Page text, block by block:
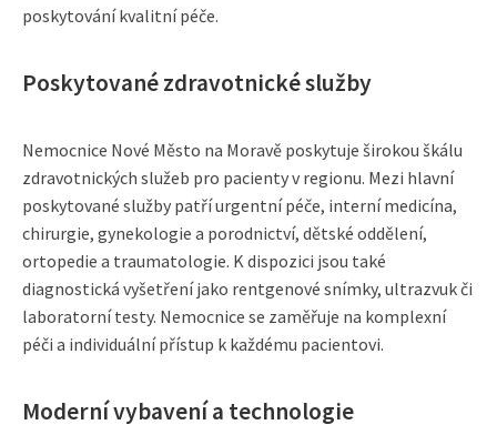
poskytování kvalitní péče.
Poskytované zdravotnické služby
Nemocnice Nové Město na Moravě poskytuje širokou škálu
zdravotnických služeb pro pacienty v regionu. Mezi hlavní
poskytované služby patří urgentní péče, interní medicína,
chirurgie, gynekologie a porodnictví, dětské oddělení,
ortopedie a traumatologie. K dispozici jsou také
diagnostická vyšetření jako rentgenové snímky, ultrazvuk či
laboratorní testy. Nemocnice se zaměřuje na komplexní
péči a individuální přístup k každému pacientovi.
Moderní vybavení a technologie